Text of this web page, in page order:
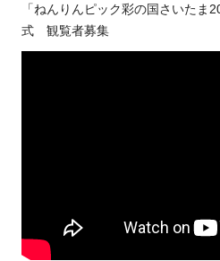
「ねんりんピック彩の国さいたま
式 観覧者募集